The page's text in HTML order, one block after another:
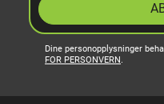
Dine personopplysninger
FOR PERSONVERN.